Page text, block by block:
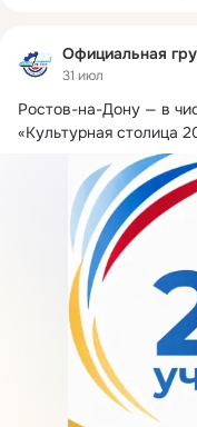
Официальная
31 июл
Ростов-на-Дону — в
«Культурная столица